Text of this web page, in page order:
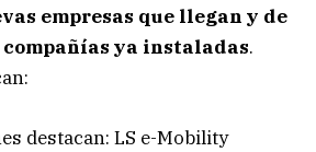
empresas que llegan y de
ya instaladas.
destacan: LS e-Mobility